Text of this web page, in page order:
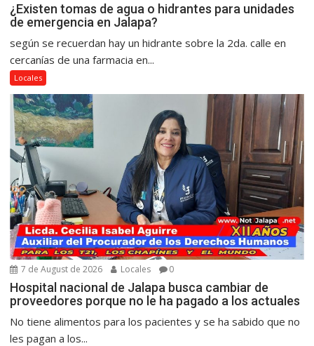
¿Existen tomas de agua o hidrantes para unidades
de emergencia en Jalapa?
según se recuerdan hay un hidrante sobre la 2da. calle en
cercanías de una farmacia en...
Locales
7 de August de 2026 Locales 0
Hospital nacional de Jalapa busca cambiar de
proveedores porque no le ha pagado a los actuales
No tiene alimentos para los pacientes y se ha sabido que no
les pagan a los...